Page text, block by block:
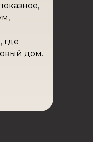
где
дом.